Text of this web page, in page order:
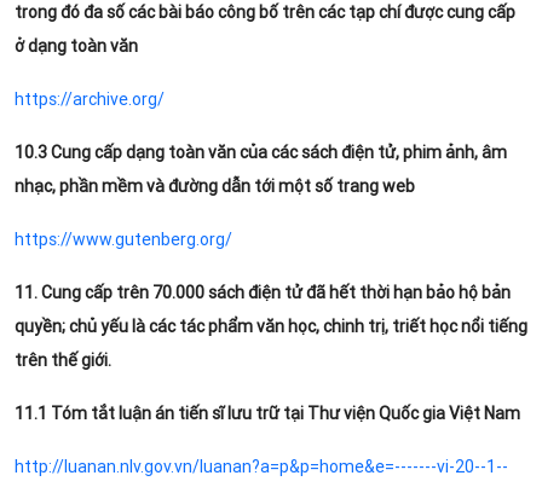
trong đó đa số các bài báo công bố trên các tạp chí được cung cấp
ở dạng toàn văn
https://archive.org/
10.3 Cung cấp dạng toàn văn của các sách điện tử, phim ảnh, âm
nhạc, phần mềm và đường dẫn tới một số trang web
https://www.gutenberg.org/
11. Cung cấp trên 70.000 sách điện tử đã hết thời hạn bảo hộ bản
quyền; chủ yếu là các tác phẩm văn học, chinh trị, triết học nổi tiếng
trên thế giới.
11.1 Tóm tắt luận án tiến sĩ lưu trữ tại Thư viện Quốc gia Việt Nam
http://luanan.nlv.gov.vn/luanan?a=p&p=home&e=-------vi-20--1--